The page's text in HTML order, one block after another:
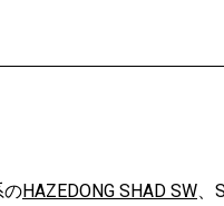
のHAZEDONG SHAD SW、S